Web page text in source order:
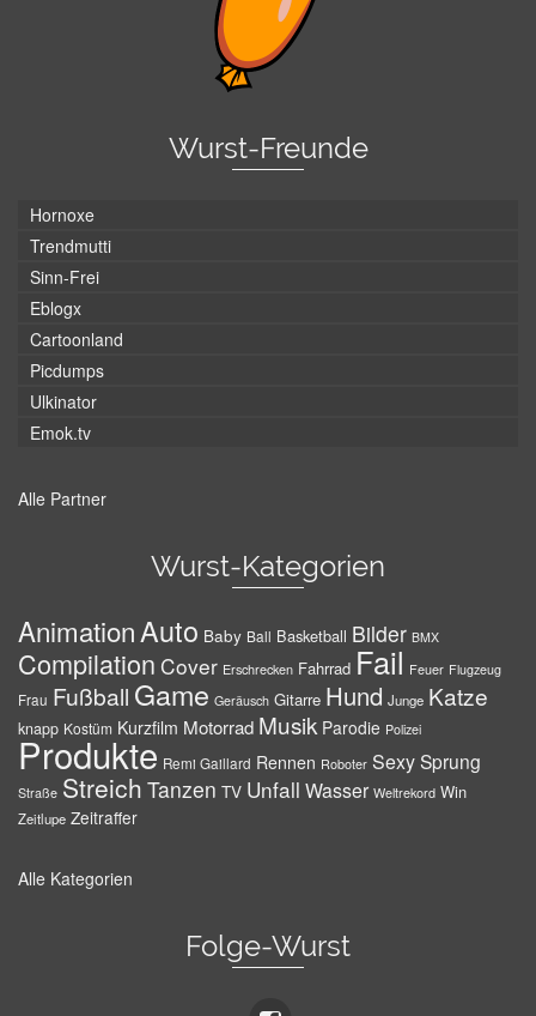
Wurst-Freunde
Hornoxe
Trendmutti
Sinn-Frei
Eblogx
Cartoonland
Picdumps
Ulkinator
Emok.tv
Alle Partner
Wurst-Kategorien
AnimationAuto Baby Ball Basketball Bilder BMX
Compilation Cover Erschrecken Fahrrad Fail Feuer Flugzeug
Frau Fußball Game Geräusch Gitarre Hund Junge Katze
knapp Kostüm Kurzfilm Motorrad Musik Parodie Polizei
Produkte Remi Gaillard Rennen Roboter SexySprung
Straße Streich Tanzen TV Unfall Wasser Weltrekord Win
Zeitlupe Zeitraffer
Alle Kategorien
Folge-Wurst